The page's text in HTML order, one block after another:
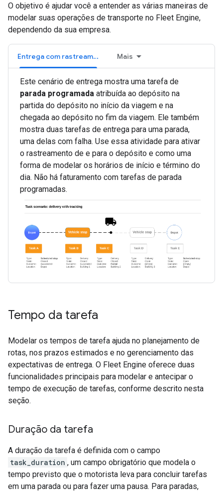
O objetivo é ajudar você a entender as várias maneiras de
modelar suas operações de transporte no Fleet Engine,
dependendo da sua empresa.
Entrega com rastreamento Mais
Este cenário de entrega mostra uma tarefa de
parada programada atribuída ao depósito na
partida do depósito no início da viagem e na
chegada ao depósito no fim da viagem. Ele também
mostra duas tarefas de entrega para uma parada,
uma delas com falha. Use essa atividade para ativar
o rastreamento de e para o depósito e como uma
forma de modelar os horários de início e término do
dia. Não há faturamento com tarefas de parada
programadas.
Tempo da tarefa
Modelar os tempos de tarefa ajuda no planejamento de
rotas, nos prazos estimados e no gerenciamento das
expectativas de entrega. O Fleet Engine oferece duas
funcionalidades principais para modelar e antecipar o
tempo de execução de tarefas, conforme descrito nesta
seção.
Duração da tarefa
A duração da tarefa é definida com o campo
task_duration , um campo obrigatório que modela o
tempo previsto que o motorista leva para concluir tarefas
em uma parada ou para fazer uma pausa. Para paradas,